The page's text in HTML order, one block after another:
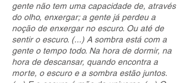
gente não tem uma capacidade de, através
do olho, enxergar; a gente já perdeu a
noção de enxergar no escuro. Ou até de
sentir o escuro. (...) A sombra está com a
gente o tempo todo. Na hora de dormir, na
hora de descansar, quando encontra a
morte, o escuro e a sombra estão juntos.